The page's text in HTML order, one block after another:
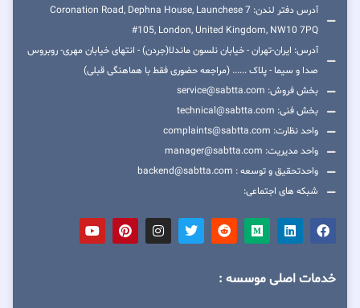
آدرس دفتر لندن: 7 Coronation Road, Dephna House, Launchese
#105, London, United Kingdom, NW10 7PQ
آدرس: ایران-تهران - خیابان نلسون ماندلا(جردن) - انتهای خیابان مهری- روبروس
صدا و سیما - پلاک ...... (مراجعه حضوری فقط با هماهنگی قبلی)
بخش فروش: service@sabtta.com
بخش فنی: technical@sabtta.com
واحد نظارت: complaints@sabtta.com
واحد مدیریت: manager@sabtta.com
واحدتحقیق و توسعه : backend@sabtta.com
شبکه های اجتماعی:
خدمات اصلی موسسه :